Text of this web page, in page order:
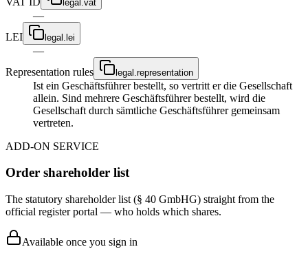
legal.vat
—
LEI
legal.lei
—
Representation rules
legal.representation
Ist ein Geschäftsführer bestellt, so vertritt er die Gesellschaft
allein. Sind mehrere Geschäftsführer bestellt, wird die
Gesellschaft durch sämtliche Geschäftsführer gemeinsam
vertreten.
ADD-ON SERVICE
Order shareholder list
The statutory shareholder list (§ 40 GmbHG) straight from the
official register portal — who holds which shares.
Available once you sign in